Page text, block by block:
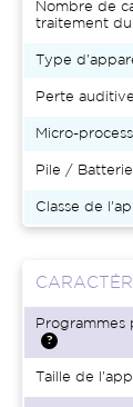
Nombre de
traitement du
Type
Perte auditive
Micro-
Pile / Batterie
Classe de
Programmes
Taille de